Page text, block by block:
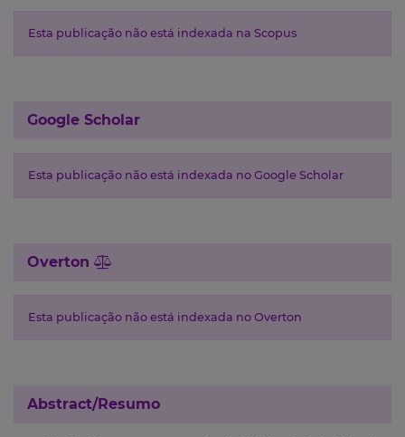
Esta publicação não está indexada na Scopus
Google Scholar
Esta publicação não está indexada no Google Scholar
Overton
Esta publicação não está indexada no Overton
Abstract/Resumo